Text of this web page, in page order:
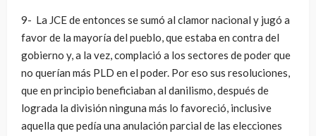
9- La JCE de entonces se sumó al clamor nacional y jugó a
favor de la mayoría del pueblo, que estaba en contra del
gobierno y, a la vez, complació a los sectores de poder que
no querían más PLD en el poder. Por eso sus resoluciones,
que en principio beneficiaban al danilismo, después de
lograda la división ninguna más lo favoreció, inclusive
aquella que pedía una anulación parcial de las elecciones